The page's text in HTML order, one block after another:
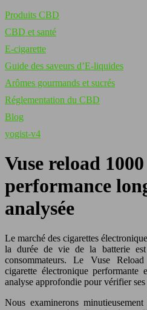
Produits CBD
CBD et santé
E-cigarette
Guide des saveurs d’E-liquides
Arômes gourmands et sucrés
Réglementation du CBD
Blog
yogist-v4
Vuse reload
performance
analysée
Le marché des cigarettes
la durée de vie de la batterie
consommateurs. Le Vuse
cigarette électronique
analyse approfondie pour vérifier
Nous examinerons